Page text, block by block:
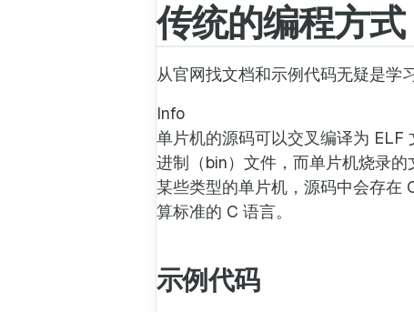
传统的编程方式
从官网找文档和示例代码无疑是学
Info
单片机的源码可以交叉编译为 ELF
进制（bin）文件，而单片机烧录的
某些类型的单片机，源码中会存在
算标准的 C 语言。
示例代码